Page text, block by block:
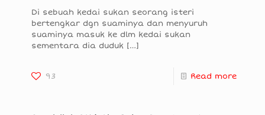
Di sebuah kedai sukan seorang isteri
bertengkar dgn suaminya dan menyuruh
suaminya masuk ke dlm kedai sukan
sementara dia duduk […]
93 Read more